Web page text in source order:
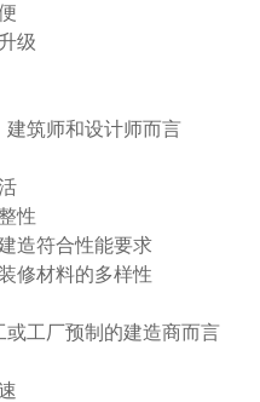
级
建筑师和设计师而言
性
符合性能要求
材料的多样性
或工厂预制的建造商而言